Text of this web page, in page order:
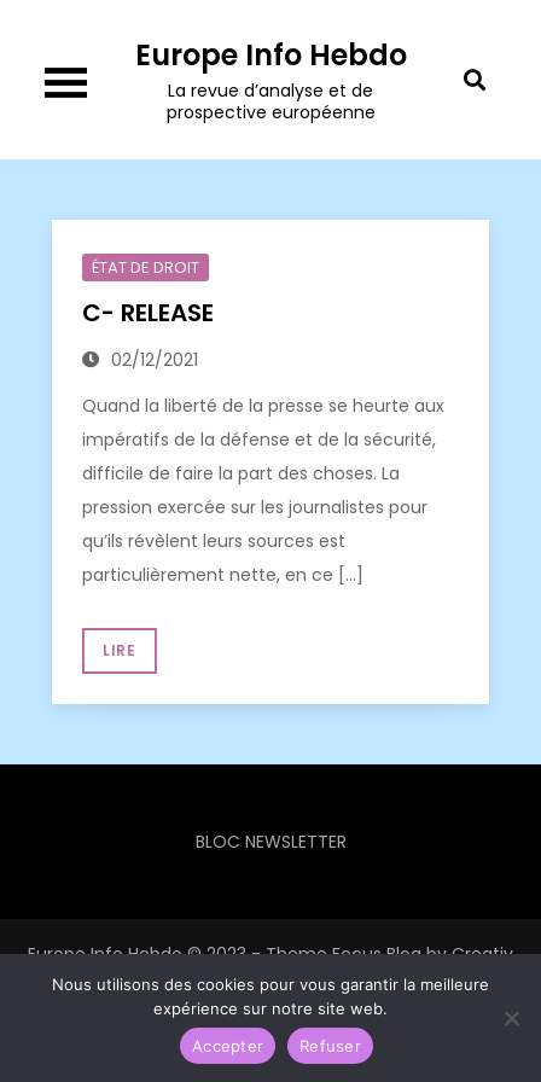
content
Europe Info Hebdo
La revue d’analyse et de
prospective européenne
ÉTAT DE DROIT
C- RELEASE
02/12/2021
Quand la liberté de la presse se heurte aux
impératifs de la défense et de la sécurité,
difficile de faire la part des choses. La
pression exercée sur les journalistes pour
qu’ils révèlent leurs sources est
particulièrement nette, en ce […]
LIRE
BLOC NEWSLETTER
Europe Info Hebdo © 2023 - Theme Focus Blog byCreativ
Themes
Nous utilisons des cookies pour vous garantir la meilleure
expérience sur notre site web.
Accepter
Refuser